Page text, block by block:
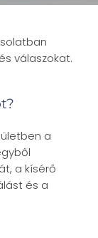
válaszokat.
a
a kísérő
és a